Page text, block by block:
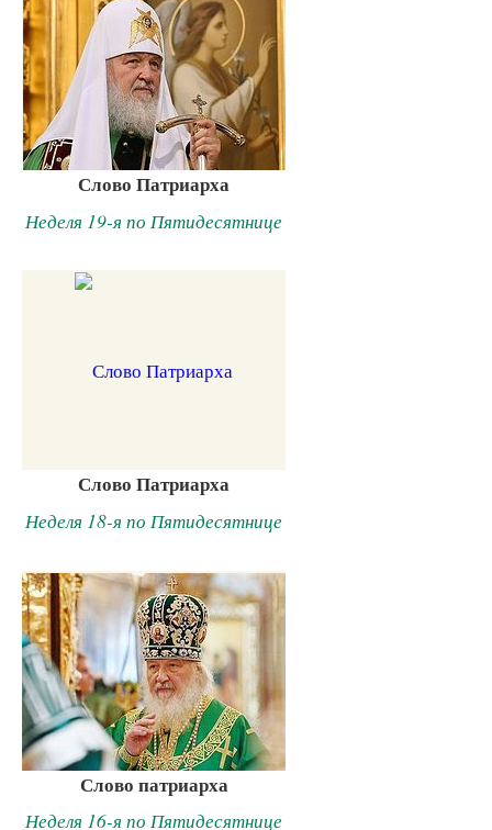
Слово Патриарха
Неделя 19-я по Пятидесятнице
Слово Патриарха
Неделя 18-я по Пятидесятнице
Слово патриарха
Неделя 16-я по Пятидесятнице